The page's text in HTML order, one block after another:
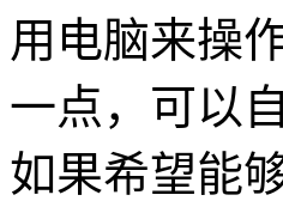
用电脑来操
一点，可以
如果希望能